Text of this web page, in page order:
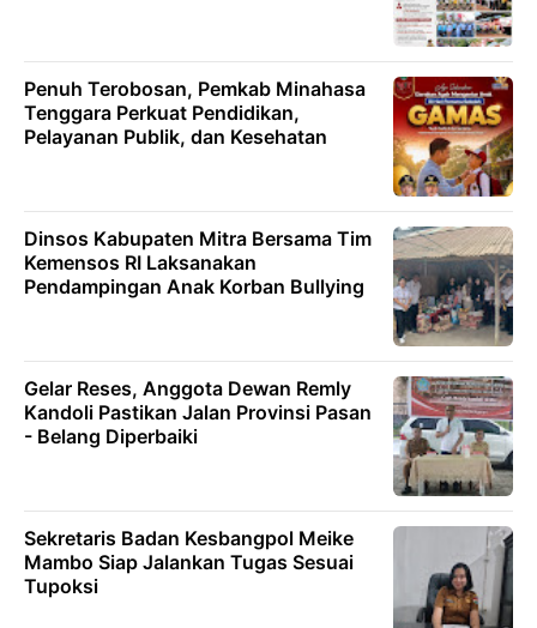
Penuh Terobosan, Pemkab Minahasa
Tenggara Perkuat Pendidikan,
Pelayanan Publik, dan Kesehatan
Dinsos Kabupaten Mitra Bersama Tim
Kemensos RI Laksanakan
Pendampingan Anak Korban Bullying
Gelar Reses, Anggota Dewan Remly
Kandoli Pastikan Jalan Provinsi Pasan
- Belang Diperbaiki
Sekretaris Badan Kesbangpol Meike
Mambo Siap Jalankan Tugas Sesuai
Tupoksi